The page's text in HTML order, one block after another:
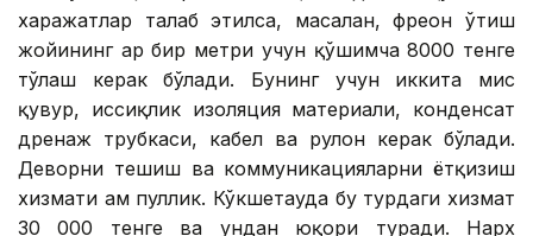
харажатлар талаб этилса, масалан, фреон ўтиш
жойининг ҳар бир метри учун қўшимча 8000 тенге
тўлаш керак бўлади. Бунинг учун иккита мис
қувур, иссиқлик изоляция материали, конденсат
дренаж трубкаси, кабел ва рулон керак бўлади.
Деворни тешиш ва коммуникацияларни ётқизиш
хизмати ҳам пуллик. Кўкшетауда бу турдаги хизмат
30 000 тенге ва ундан юқори туради. Нарх